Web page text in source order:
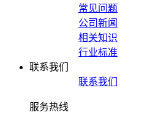
常见问题
公司新闻
相关知识
行业标准
联系我们
联系我们
服务热线